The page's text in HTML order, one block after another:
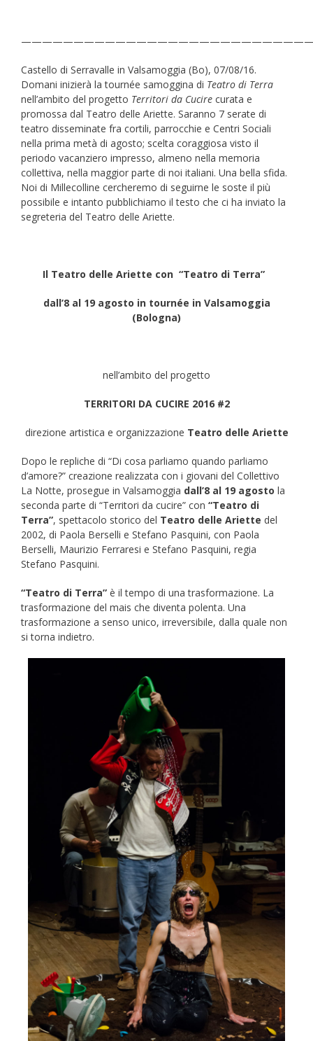
Castello di Serravalle in Valsamoggia (Bo), 07/08/16.
Domani inizierà la tournée samoggina di Teatro di Terra
nell’ambito del progetto Territori da Cucire curata e
promossa dal Teatro delle Ariette. Saranno 7 serate di
teatro disseminate fra cortili, parrocchie e Centri Sociali
nella prima metà di agosto; scelta coraggiosa visto il
periodo vacanziero impresso, almeno nella memoria
collettiva, nella maggior parte di noi italiani. Una bella sfida.
Noi di Millecolline cercheremo di seguirne le soste il più
possibile e intanto pubblichiamo il testo che ci ha inviato la
segreteria del Teatro delle Ariette.
Il Teatro delle Ariette con “Teatro di Terra”
dall’8 al 19 agosto in tournée in Valsamoggia
(Bologna)
nell’ambito del progetto
TERRITORI DA CUCIRE 2016 #2
direzione artistica e organizzazione Teatro delle Ariette
Dopo le repliche di “Di cosa parliamo quando parliamo
d’amore?” creazione realizzata con i giovani del Collettivo
La Notte, prosegue in Valsamoggia dall’8 al 19 agosto la
seconda parte di “Territori da cucire” con “Teatro di
Terra”, spettacolo storico del Teatro delle Ariette del
2002, di Paola Berselli e Stefano Pasquini, con Paola
Berselli, Maurizio Ferraresi e Stefano Pasquini, regia
Stefano Pasquini.
“Teatro di Terra” è il tempo di una trasformazione. La
trasformazione del mais che diventa polenta. Una
trasformazione a senso unico, irreversibile, dalla quale non
si torna indietro.